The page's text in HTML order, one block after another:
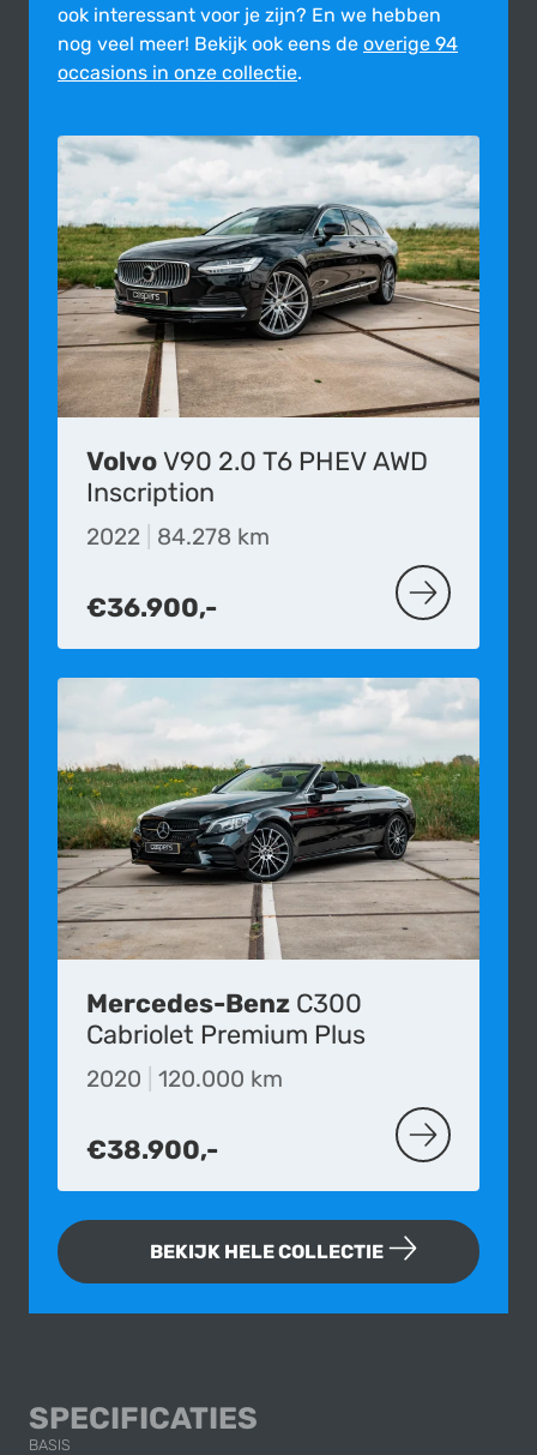
ook inte­res­sant voor je zijn? En we hebben
nog veel meer! Bekijk ook eens de overige 94
occasions in onze collectie.
Volvo V90 2.0 T6 PHEV AWD
Inscription
2022 84.278 km
€36.900,- MEER OVER
Mercedes-Benz C300
Cabriolet Premium Plus
2020 120.000 km
€38.900,- MEER OVER
BEKIJK HELE COLLECTIE
SPECIFICATIES
BASIS